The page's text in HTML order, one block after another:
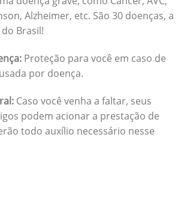
Alzheimer, etc. São 30 doenças, a
Brasil!
Proteção para você em caso de
por doença.
Caso você venha a faltar, seus
podem acionar a prestação de
todo auxílio necessário nesse